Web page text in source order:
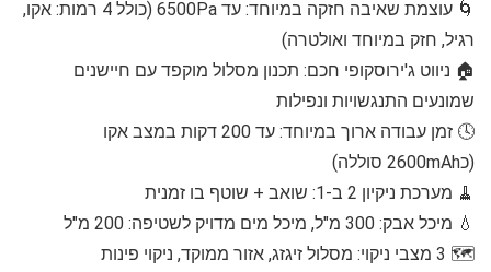
🌀 עוצמת שאיבה חזקה במיוחד: עד 6500Pa (כולל 4 רמות: אקו,
רגיל, חזק במיוחד ואולטרה)
🏠 ניווט ג'ירוסקופי חכם: תכנון מסלול מוקפד עם חיישנים
שמונעים התנגשויות ונפילות
🕓 זמן עבודה ארוך במיוחד: עד 200 דקות במצב אקו
(כ2600mAh סוללה)
🧹 מערכת ניקיון 2 ב-1: שואב + שוטף בו זמנית
💧 מיכל אבק: 300 מ"ל, מיכל מים מדויק לשטיפה: 200 מ"ל
🗺️ 3 מצבי ניקוי: מסלול זיגזג, אזור ממוקד, ניקוי פינות